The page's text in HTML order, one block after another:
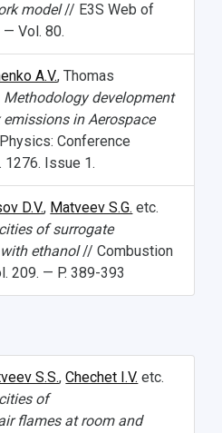
model// E3S Web of
Vol. 80.
A.V., Thomas
Methodology development
emissions in Aerospace
Conference
Issue 1.
D.V., Matveev S.G. etc.
of surrogate
ethanol// Combustion
209. — P. 389-393
S.S.,Chechet I.V. etc.
of
flames at room and